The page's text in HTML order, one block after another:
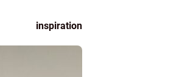
inspiration